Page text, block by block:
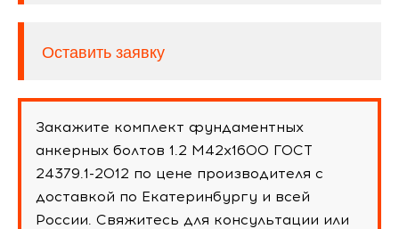
Оставить заявку
Закажите комплект фундаментных
анкерных болтов 1.2 М42х1600 ГОСТ
24379.1-2012 по цене производителя с
доставкой по Екатеринбургу и всей
России. Свяжитесь для консультации или